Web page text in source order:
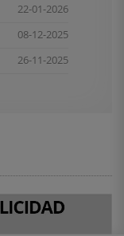
22-01-2026
08-12-2025
26-11-2025